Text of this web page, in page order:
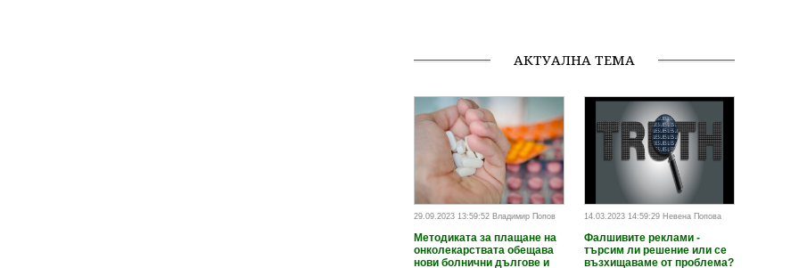
АКТУАЛНА ТЕМА
29.09.2023 13:59:52 Владимир Попов
Методиката за плащане на
онколекарствата обещава
нови болнични дългове и
14.03.2023 14:59:29 Невена Попова
Фалшивите реклами -
търсим ли решение или се
възхищаваме от проблема?